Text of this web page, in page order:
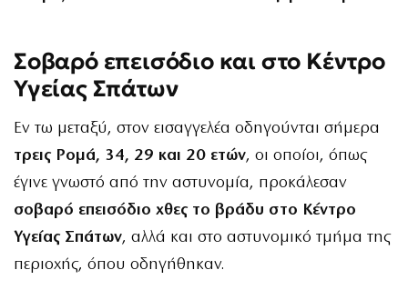
Σοβαρό επεισόδιο και στο Κέντρο
Υγείας Σπάτων
Εν τω μεταξύ, στον εισαγγελέα οδηγούνται σήμερα
τρεις Ρομά, 34, 29 και 20 ετών, οι οποίοι, όπως
έγινε γνωστό από την αστυνομία, προκάλεσαν
σοβαρό επεισόδιο χθες το βράδυ στο Κέντρο
Υγείας Σπάτων, αλλά και στο αστυνομικό τμήμα της
περιοχής, όπου οδηγήθηκαν.